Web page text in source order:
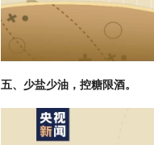
五、少盐少油，控糖限酒。